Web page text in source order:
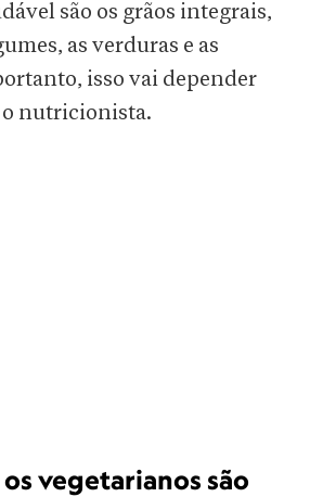
são os grãos integrais,
as verduras e as
isso vai depender
o nutricionista.
vegetarianos são